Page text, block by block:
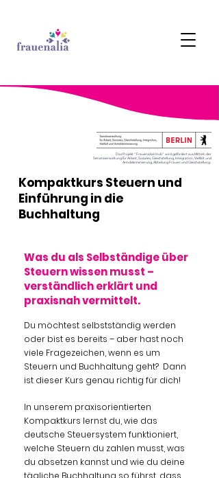
Das Projekt "Frauenalia’s Hub" wird gefördert aus Mitteln der
Senatsverwaltung für Arbeit, Soziales, Gleichstellung, Integration, Vielfalt und
Antidiskriminierung, Abteilung Frauen und Gleichstellung.
Kompaktkurs Steuern und
Einführung in die
Buchhaltung
Was du als Selbständige über
Steuern wissen musst –
verständlich erklärt und
praxisnah vermittelt.
Du möchtest selbstständig werden
oder bist es bereits – aber hast noch
viele Fragezeichen, wenn es um
Steuern und Buchhaltung geht? Dann
ist dieser Kurs genau richtig für dich!
In unserem praxisorientierten
Kompaktkurs lernst du, wie das
deutsche Steuersystem funktioniert,
welche Steuern du zahlen musst, was
du absetzen kannst und wie du deine
tägliche Buchhaltung so führst, dass